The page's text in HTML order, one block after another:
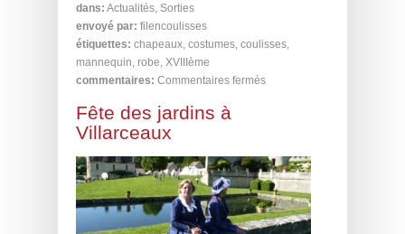
dans: Actualités Sorties
envoyé par: filencoulisses
étiquettes: chapeaux costumes coulisses
mannequin robe XVIIIème
commentaires: Commentaires fermés
Fête des jardins à
Villarceaux